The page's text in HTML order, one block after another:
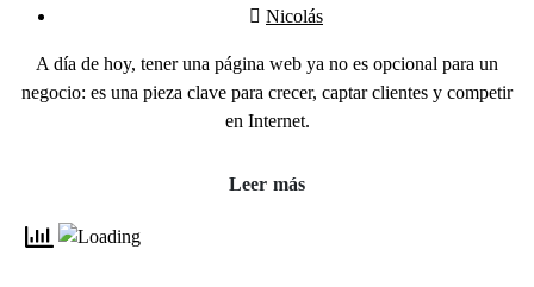
Nicolás
A día de hoy, tener una página web ya no es opcional para un
negocio: es una pieza clave para crecer, captar clientes y competir
en Internet.
Leer más